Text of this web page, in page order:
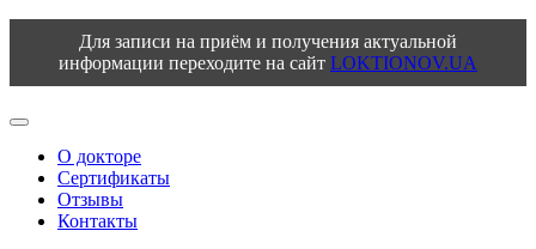
Для записи на приём и получения актуальной
информации переходите на сайт LOKTIONOV.UA
О докторе
Сертификаты
Отзывы
Контакты